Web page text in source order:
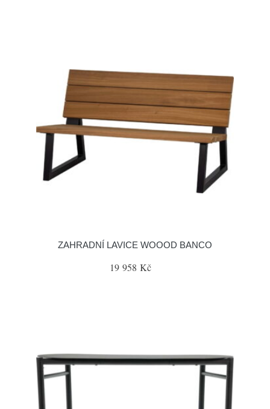
ZAHRADNÍ LAVICE WOOOD BANCO
19 958 Kč